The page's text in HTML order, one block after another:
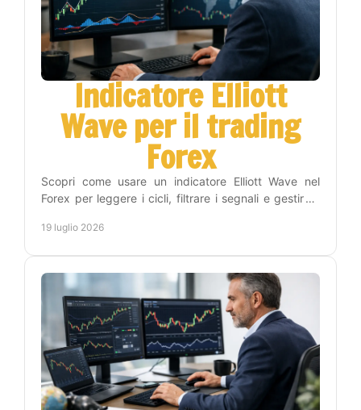
Indicatore Elliott
Wave per il trading
Forex
Scopri come usare un indicatore Elliott Wave nel
Forex per leggere i cicli, filtrare i segnali e gestire il
19 luglio 2026